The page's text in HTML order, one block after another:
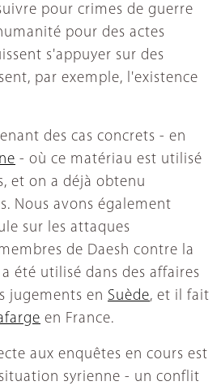
pour crimes de guerre
pour des actes
s'appuyer sur des
par exemple, l'existence
des cas concrets - en
- où ce matériau est utilisé
et on a déjà obtenu
Nous avons également
sur les attaques
de Daesh contre la
été utilisé dans des affaires
jugements en Suède, et il fait
en France.
aux enquêtes en cours est
syrienne - un conflit